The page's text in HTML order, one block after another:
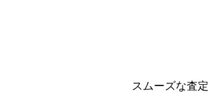
スムーズな査